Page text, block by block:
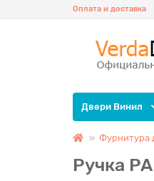
Оплата и доставка
Двери Винил
Фурнитура
Ручка